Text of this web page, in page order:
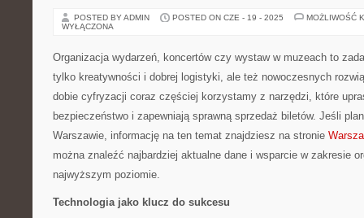
POSTED BY ADMIN POSTED ON CZE - 19 - 2025
MOŻLIWOŚĆ
WYŁĄCZONA
Organizacja wydarzeń, koncertów czy wystaw w muzeach to
tylko kreatywności i dobrej logistyki, ale też nowoczesnych
dobie cyfryzacji coraz częściej korzystamy z narzędzi, które
bezpieczeństwo i zapewniają sprawną sprzedaż biletów. Jeśli
Warszawie, informację na ten temat znajdziesz na stronie
można znaleźć najbardziej aktualne dane i wsparcie w zakresie
najwyższym poziomie.
Technologia jako klucz do sukcesu